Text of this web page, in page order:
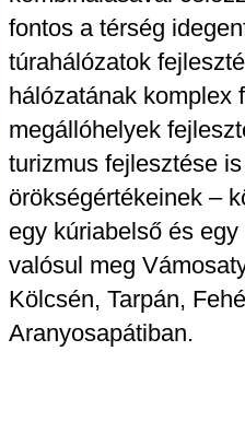
fontos a térség
túrahálózatok
hálózatának komplex
megállóhelyek
turizmus fejlesztése
örökségértékeinek –
egy kúriabelső és
valósul meg
Kölcsén, Tarpán,
Aranyosapátiban.